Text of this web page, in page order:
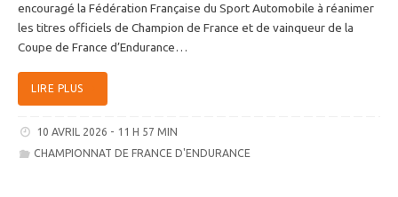
encouragé la Fédération Française du Sport Automobile à réanimer
les titres officiels de Champion de France et de vainqueur de la
Coupe de France d’Endurance…
LIRE PLUS
10 AVRIL 2026 - 11 H 57 MIN
CHAMPIONNAT DE FRANCE D'ENDURANCE